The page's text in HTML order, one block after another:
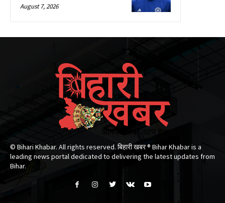
August 7, 2026
© Bihari Khabar. All rights reserved. बिहारी खबर ®​ Bihar Khabar is a
leading news portal dedicated to delivering the latest updates from
Bihar.